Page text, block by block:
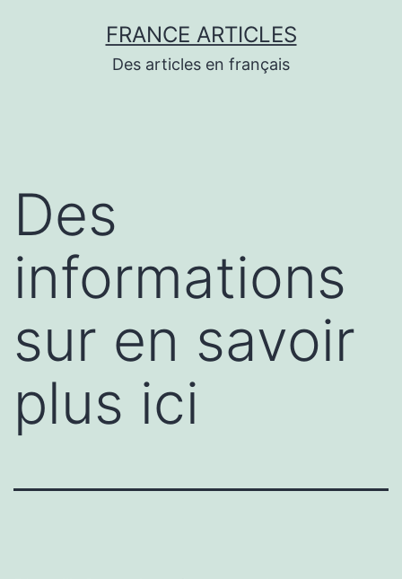
FRANCE ARTICLES
Des articles en français
Des
informations
sur en savoir
plus ici